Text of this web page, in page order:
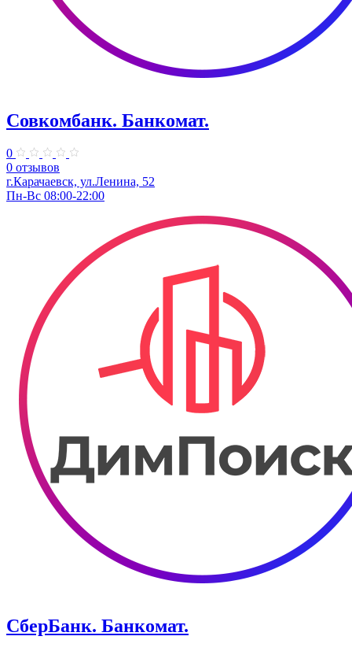
Совкомбанк. Банкомат.
0
0 отзывов
г.Карачаевск, ул.Ленина, 52
Пн-Вс 08:00-22:00
СберБанк. Банкомат.